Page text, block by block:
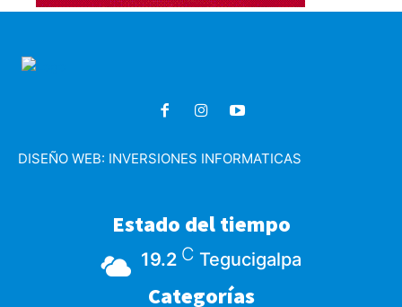
DISEÑO WEB: INVERSIONES INFORMATICAS
Estado del tiempo
19.2 C Tegucigalpa
Categorías